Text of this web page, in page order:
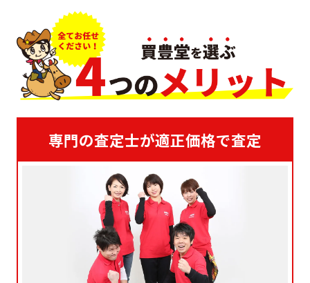
専門の査定士が適正価格で査定